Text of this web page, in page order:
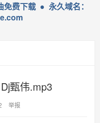
费下载 ● 永久域名：
甄伟.mp3
举报